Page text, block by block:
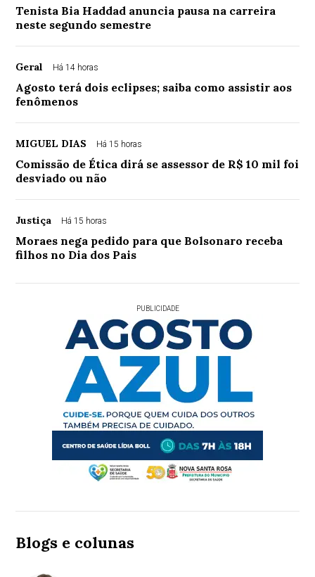
Tenista Bia Haddad anuncia pausa na carreira
neste segundo semestre
Geral Há 14 horas
Agosto terá dois eclipses; saiba como assistir aos
fenômenos
MIGUEL DIAS Há 15 horas
Comissão de Ética dirá se assessor de R$ 10 mil foi
desviado ou não
Justiça Há 15 horas
Moraes nega pedido para que Bolsonaro receba
filhos no Dia dos Pais
PUBLICIDADE
Blogs e colunas